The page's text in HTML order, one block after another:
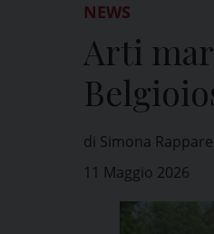
NEWS
Arti
di Simona Rapparelli
11 Maggio 2026